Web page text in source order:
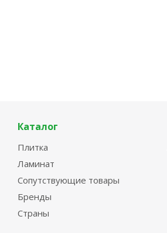
Каталог
Плитка
Ламинат
Сопутствующие товары
Бренды
Страны